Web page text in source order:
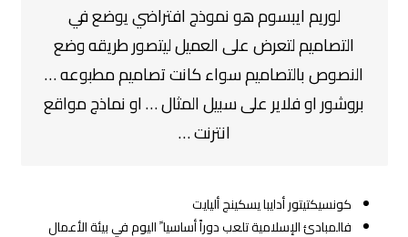
لوريم ايبسوم هو نموذج افتراضي يوضع في
التصاميم لتعرض على العميل ليتصور طريقه وضع
النصوص بالتصاميم سواء كانت تصاميم مطبوعه …
بروشور او فلاير على سبيل المثال … او نماذج مواقع
انترنت …
كونسيكتيتور أدايبا يسكينج أليايت
فالمبادئ الإسلامية تلعب دوراً أساسيا ً اليوم في بيئة الأعمال